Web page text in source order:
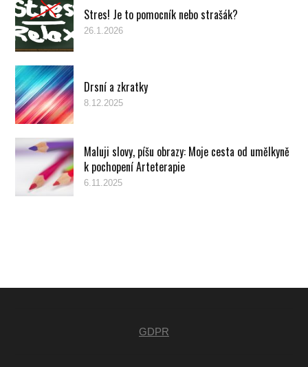
Stres! Je to pomocník nebo strašák?
26.1.2026
Drsní a zkratky
8.12.2025
Maluji slovy, píšu obrazy: Moje cesta od umělkyně
k pochopení Arteterapie
6.11.2025
GDPR